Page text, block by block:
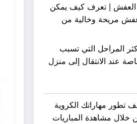
مصر
السياحية
السياحة
في
نيلية
–
العفش | تعرف كيف يمكن
مريحة وخالية من
المراحل التي تسبب
عند الانتقال إلى منزل
تطور مهاراتك الكروية
خلال مشاهدة المباريات